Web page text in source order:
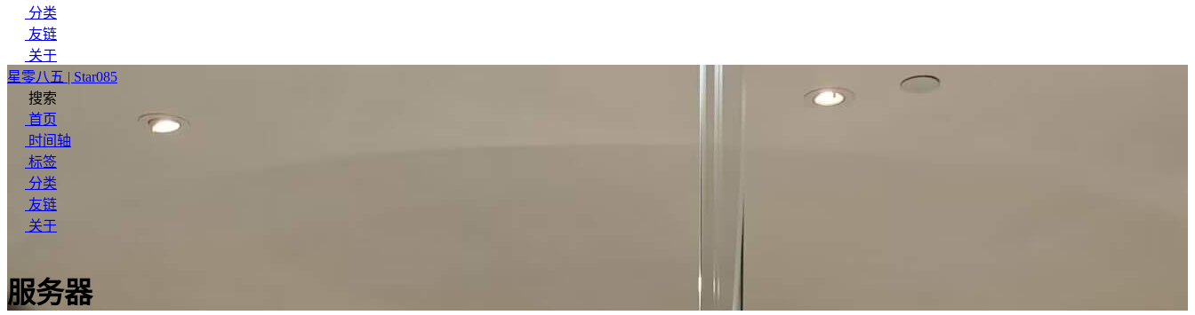
分类
友链
关于
星零八五 | Star085
搜索
首页
时间轴
标签
分类
友链
关于
服务器